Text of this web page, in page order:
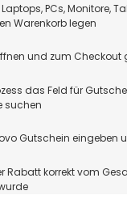
PCs, Monitore,
Warenkorb legen
und zum Checkout
das Feld für
suchen
Gutschein eingeben
Rabatt korrekt vom